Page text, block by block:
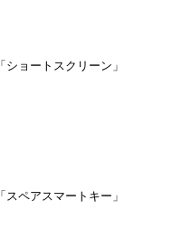
「ショートスクリーン」
「スペアスマートキー」